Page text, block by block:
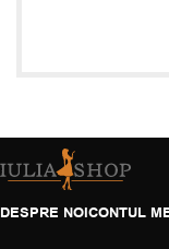
DESPRE NOICONTUL